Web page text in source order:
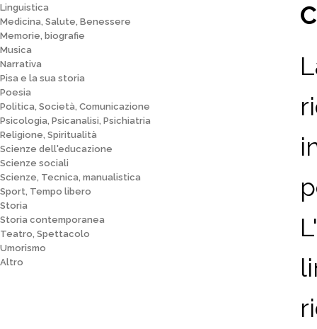
Linguistica
Medicina, Salute, Benessere
Memorie, biografie
Musica
Narrativa
Pisa e la sua storia
Poesia
Politica, Società, Comunicazione
Psicologia, Psicanalisi, Psichiatria
Religione, Spiritualità
Scienze dell'educazione
Scienze sociali
Scienze, Tecnica, manualistica
Sport, Tempo libero
Storia
Storia contemporanea
Teatro, Spettacolo
Umorismo
Altro